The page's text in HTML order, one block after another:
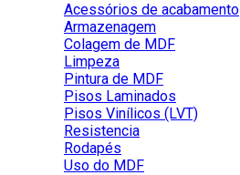
Acessórios de acabamento
Armazenagem
Colagem de MDF
Limpeza
Pintura de MDF
Pisos Laminados
Pisos Vinílicos (LVT)
Resistencia
Rodapés
Uso do MDF